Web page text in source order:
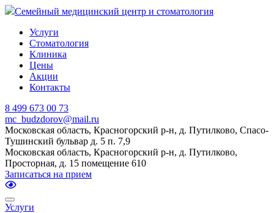
Семейный медицинский центр и стоматология
Услуги
Стоматология
Клиника
Цены
Акции
Контакты
8 499 673 00 73
mc_budzdorov@mail.ru
Московская область, Красногорский р-н, д. Путилково, Спасо-
Тушинский бульвар д. 5 п. 7,9
Московская область, Красногорский р-н, д. Путилково,
Просторная, д. 15 помещение 610
Записаться на прием
Услуги